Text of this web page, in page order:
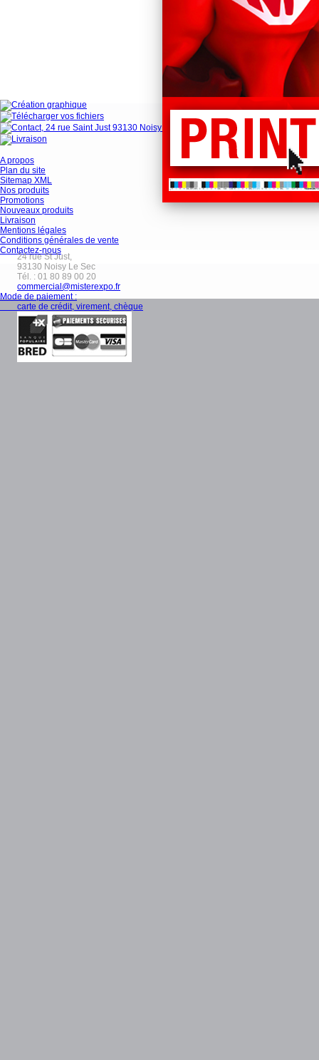
A propos
Plan du site
Sitemap XML
Nos produits
Promotions
Nouveaux produits
Livraison
Mentions légales
Conditions générales de vente
Contactez-nous
24 rue St Just,
93130 Noisy Le Sec
Tél. : 01 80 89 00 20
commercial@misterexpo.fr
Mode de paiement :
carte de crédit, virement, chèque